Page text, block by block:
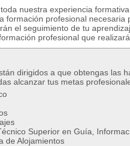
nuestra experiencia
formación profesional necesaria
el seguimiento de tu
profesional que
dirigidos a que obtengas las
alcanzar tus metas
Superior en Guía,
de Alojamientos